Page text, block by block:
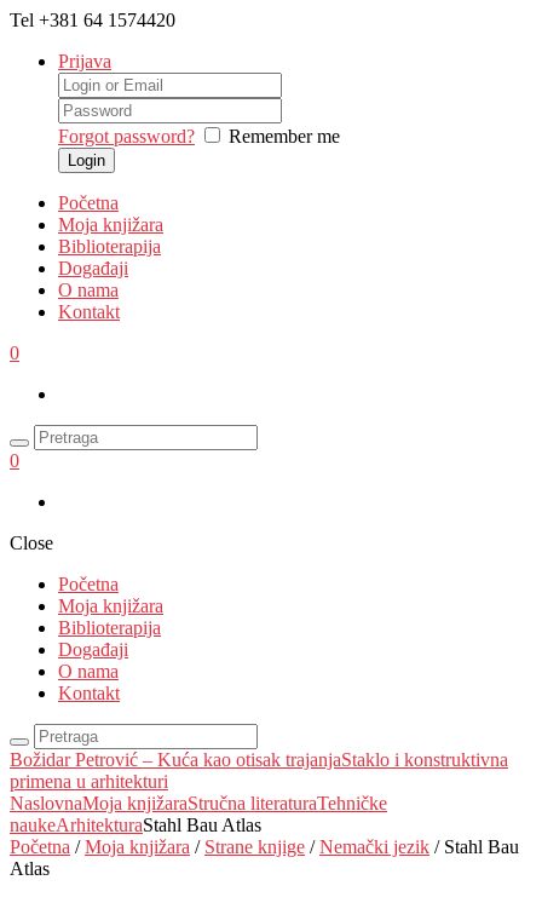
Tel +381 64 1574420
Prijava
Forgot password? Remember me
Početna
Moja knjižara
Biblioterapija
Događaji
O nama
Kontakt
0
0
Close
Početna
Moja knjižara
Biblioterapija
Događaji
O nama
Kontakt
Božidar Petrović – Kuća kao otisak trajanjaStaklo i konstruktivna
primena u arhitekturi
NaslovnaMoja knjižaraStručna literaturaTehničke
naukeArhitekturaStahl Bau Atlas
Početna /Moja knjižara / Strane knjige /Nemački jezik / Stahl Bau
Atlas